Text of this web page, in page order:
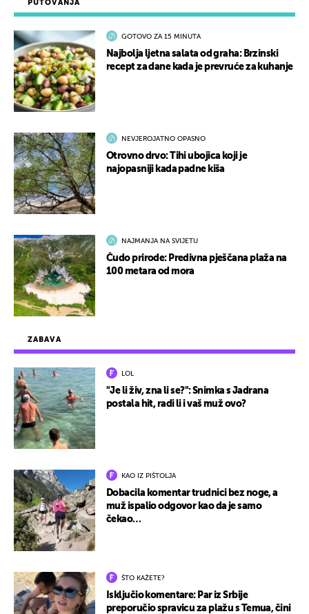
ZABAVA
LOL
"Je li živ, zna li se?": Snimka s Jadrana
postala hit, radi li i vaš muž ovo?
KAO IZ PIŠTOLJA
Dobacila komentar trudnici bez noge, a
muž ispalio odgovor kao da je samo
čekao…
ŠTO KAŽETE?
Isključio komentare: Par iz Srbije
preporučio spravicu za plažu s Temua, čini
PUTOVANJA
GOTOVO ZA 15 MINUTA
Najbolja ljetna salata od graha: Brzinski
recept za dane kada je prevruće za kuhanje
NEVJEROJATNO OPASNO
Otrovno drvo: Tihi ubojica koji je
najopasniji kada padne kiša
NAJMANJA NA SVIJETU
Čudo prirode: Predivna pješčana plaža na
100 metara od mora